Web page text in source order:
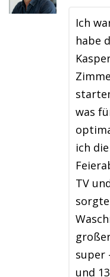
Ich
habe
was
ich
TV
super
und